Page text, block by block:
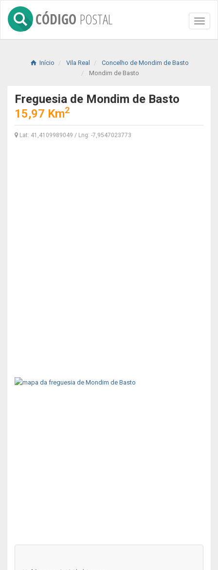
Toggle
CÓDIGO POSTAL
Início Vila Real
Concelho de Mondim de Basto
Mondim de Basto
Freguesia de Mondim de Basto
15,97 Km2
Lat: 41,4109989049 / Lng: -7,9547023773